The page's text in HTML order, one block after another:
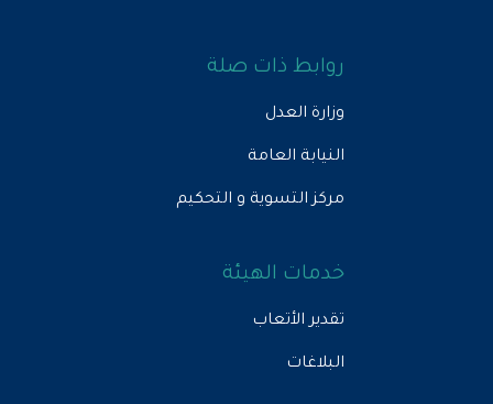
روابط ذات صلة
وزارة العدل
النيابة العامة
مركز التسوية و التحكيم
خدمات الهيئة
تقدير الأتعاب
البلاغات